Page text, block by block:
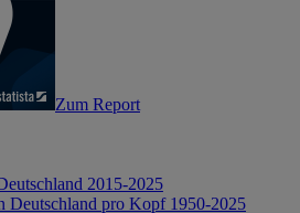
Zum Report
2015-2025
Deutschland pro Kopf 1950-2025